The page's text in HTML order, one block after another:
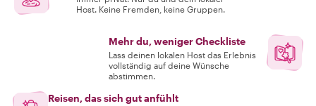
Host. Keine Fremden, keine Gruppen.
Mehr du, weniger Checkliste
Lass deinen lokalen Host das Erlebnis
vollständig auf deine Wünsche
abstimmen.
Reisen, das sich gut anfühlt